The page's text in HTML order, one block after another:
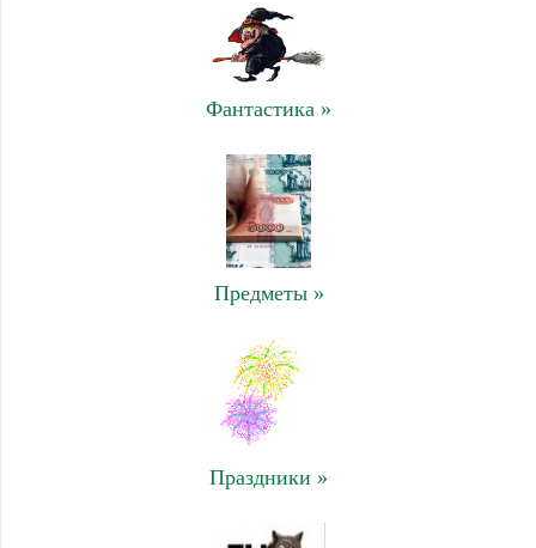
Фантастика »
Предметы »
Праздники »